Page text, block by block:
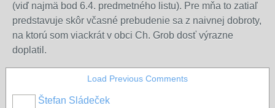
(viď najmä bod 6.4. predmetného listu). Pre mňa to zatiaľ
predstavuje skôr včasné prebudenie sa z naivnej dobroty,
na ktorú som viackrát v obci Ch. Grob dosť výrazne
doplatil.
Load Previous Comments
Štefan Sládeček